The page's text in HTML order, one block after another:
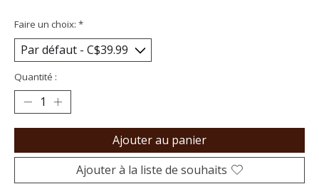
Faire un choix: *
Quantité :
Ajouter au panier
Ajouter à la liste de souhaits